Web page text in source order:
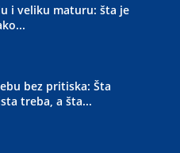
i veliku maturu: šta je
bez pritiska: Šta
treba, a šta...